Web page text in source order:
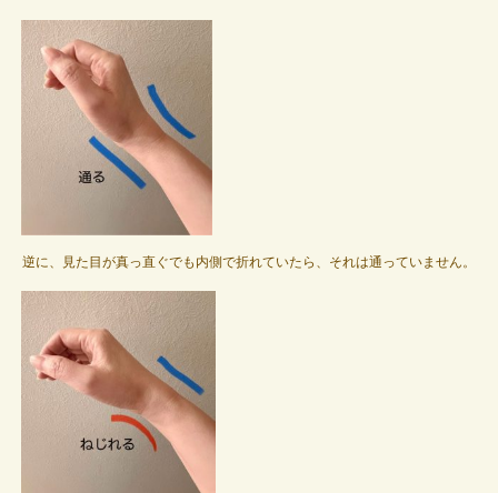
逆に、見た目が真っ直ぐでも内側で折れていたら、それは通っていません。